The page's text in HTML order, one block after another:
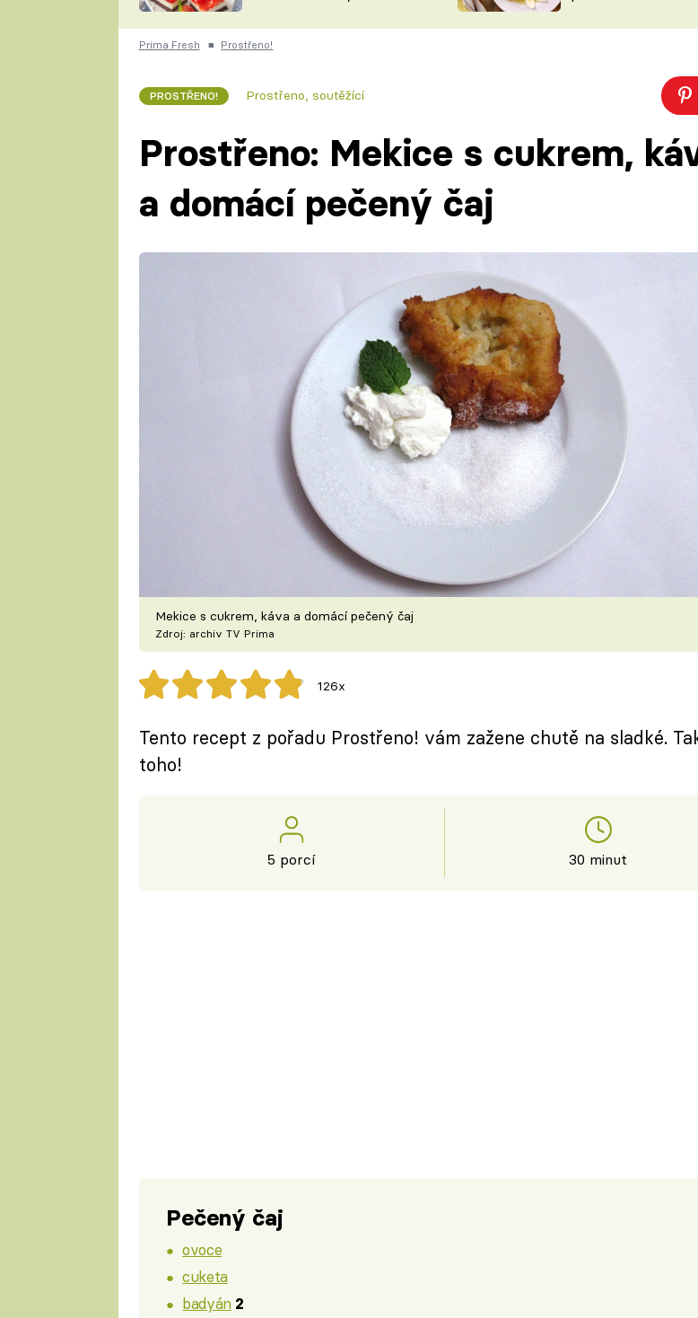
ČESKO NA TALÍŘI
KUCHAŘKA
VYCHYTÁVKY
Prima Fresh ■ Prostřeno!
PROSTŘENO! Prostřeno, soutěžící
Prostřeno: Mekice s cukrem,
a domácí pečený čaj
Mekice s cukrem, káva a domácí pečený čaj
Zdroj: archiv TV Prima
126x
Tento recept z pořadu Prostřeno! vám zažene chutě na sladké.
toho!
5 porcí 30 minut
Pečený čaj
ovoce
cuketa
badyán 2